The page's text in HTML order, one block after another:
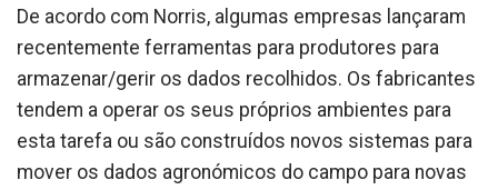
De acordo com Norris, algumas empresas lançaram
recentemente ferramentas para produtores para
armazenar/gerir os dados recolhidos. Os fabricantes
tendem a operar os seus próprios ambientes para
esta tarefa ou são construídos novos sistemas para
mover os dados agronómicos do campo para novas